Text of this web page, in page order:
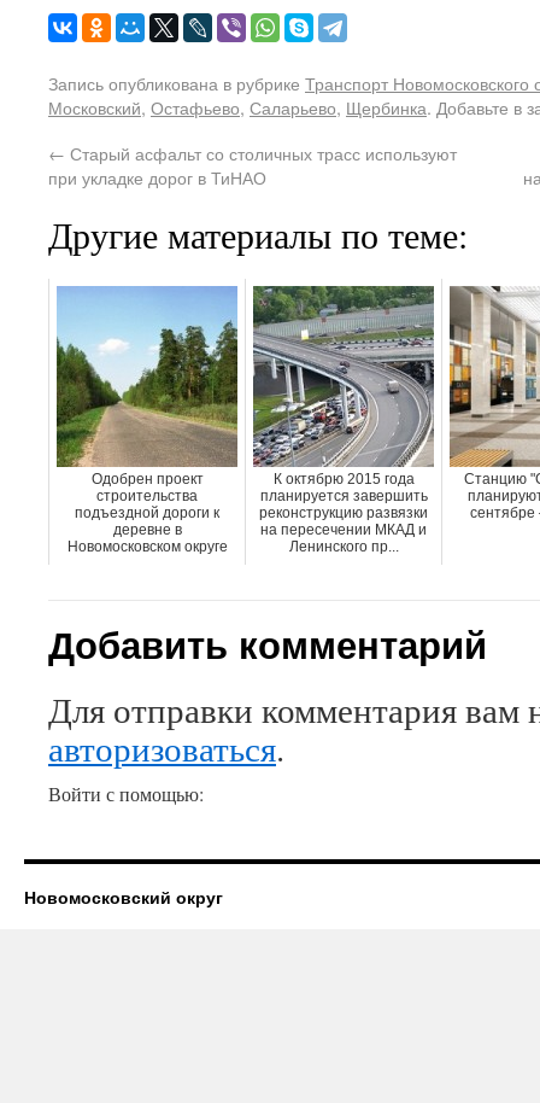
Запись опубликована в рубрике Транспорт Новомосковского
Московский, Остафьево, Саларьево, Щербинка. Добавьте в
← Старый асфальт со столичных трасс используют
при укладке дорог в ТиНАО
Другие материалы по теме:
Одобрен проект
строительства
подъездной дороги к
деревне в
Новомосковском округе
К октябрю 2015 года
планируется завершить
реконструкцию развязки
на пересечении МКАД и
Ленинского пр...
Станцию
сентябре
Добавить комментарий
Для отправки комментария вам
авторизоваться.
Войти с помощью:
Новомосковский округ